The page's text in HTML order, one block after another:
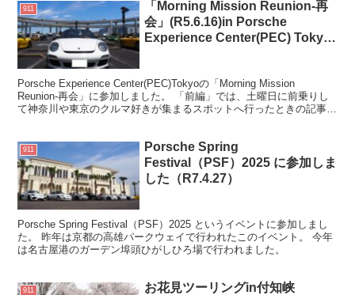
911
「Morning Mission Reunion-再
会」(R5.6.16)in Porsche
Experience Center(PEC) Tokyo
Porsche Experience Center(PEC)Tokyoの「Morning Mission
Reunion-再会」に参加しました。 「前編」では、土曜日に前乗りし
て神奈川や東京のクルマ好きが集まるスポットへ行ったときの記事で
911
Porsche Spring
Festival（PSF）2025 に参加しま
した（R7.4.27）
Porsche Spring Festival（PSF）2025 というイベントに参加しまし
た。 昨年は京都の高雄パークウェイで行われたこのイベント。 今年
は名古屋港のガーデン埠頭ひがしひろ場で行われました。
911
お花見ツーリングin付知峡